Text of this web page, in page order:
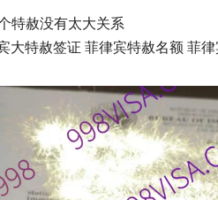
特赦没有太大关系
大特赦签证 菲律宾特赦名额 菲